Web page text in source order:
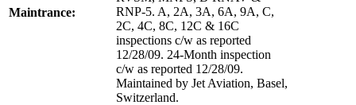
Maintrance:
RNP-5. A, 2A, 3A, 6A, 9A, C,
2C, 4C, 8C, 12C & 16C
inspections c/w as reported
12/28/09. 24-Month inspection
c/w as reported 12/28/09.
Maintained by Jet Aviation, Basel,
Switzerland.